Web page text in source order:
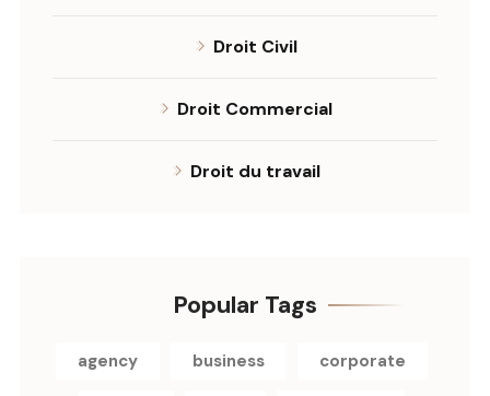
Droit Civil
Droit Commercial
Droit du travail
Popular Tags
agency business corporate